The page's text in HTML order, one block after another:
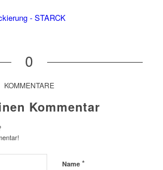
0
KOMMENTARE
Kommentar
Name *